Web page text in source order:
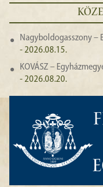
Nagyboldogasszony –
- 2026.08.15.
KOVÁSZ –
- 2026.08.20.